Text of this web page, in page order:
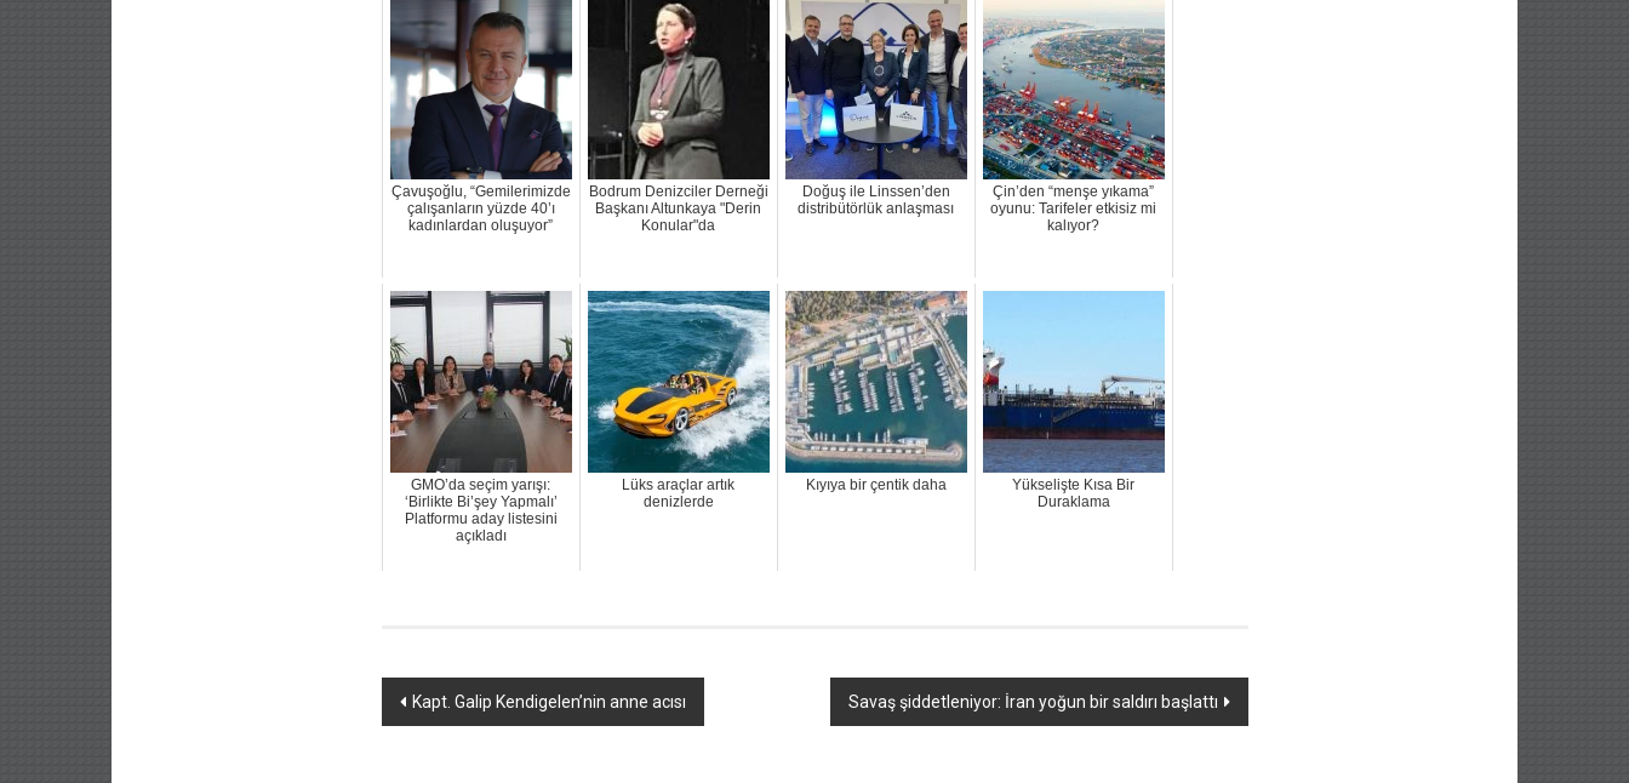
Çavuşoğlu, “Gemilerimizde
çalışanların yüzde 40’ı
kadınlardan oluşuyor”
Bodrum Denizciler Derneği
Başkanı Altunkaya "Derin
Konular"da
Doğuş ile Linssen’den
distribütörlük anlaşması
Çin’den “menşe yıkama”
oyunu: Tarifeler etkisiz mi
kalıyor?
GMO’da seçim yarışı:
‘Birlikte Bi’şey Yapmalı’
Platformu aday listesini
açıkladı
Lüks araçlar artık
denizlerde
Kıyıya bir çentik daha
Yükselişte Kısa Bir
Duraklama
Yazı
Kapt. Galip Kendigelen’nin anne acısı Savaş şiddetleniyor: İran yoğun bir saldırı başlattı